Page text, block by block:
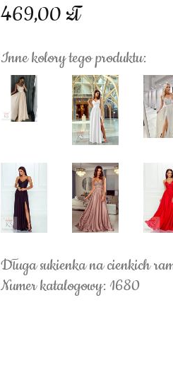
469,00
Inne kolory tego produktu:
Długa sukienka na cienkich
Numer katalogowy: 1680